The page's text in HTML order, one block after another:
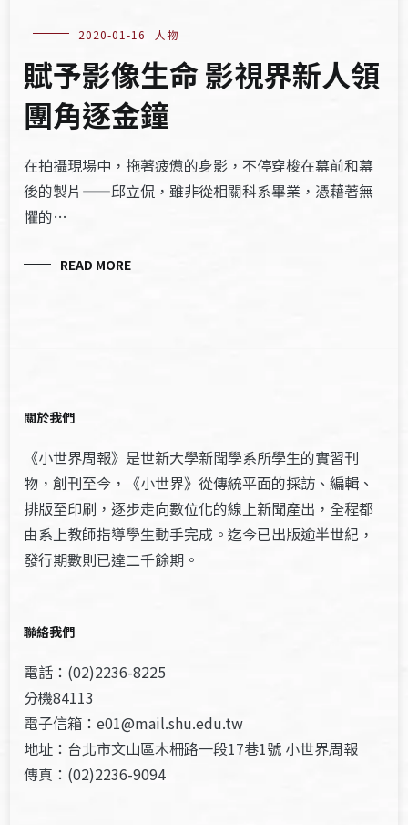
2020-01-16 人物
賦予影像生命 影視界新人領
團角逐金鐘
在拍攝現場中，拖著疲憊的身影，不停穿梭在幕前和幕
後的製片——邱立侃，雖非從相關科系畢業，憑藉著無
懼的…
READ MORE
關於我們
《小世界周報》是世新大學新聞學系所學生的實習刊
物，創刊至今，《小世界》從傳統平面的採訪、編輯、
排版至印刷，逐步走向數位化的線上新聞產出，全程都
由系上教師指導學生動手完成。迄今已出版逾半世紀，
發行期數則已達二千餘期。
聯絡我們
電話：(02)2236-8225
分機84113
電子信箱：e01@mail.shu.edu.tw
地址：台北市文山區木柵路一段17巷1號 小世界周報
傳真：(02)2236-9094